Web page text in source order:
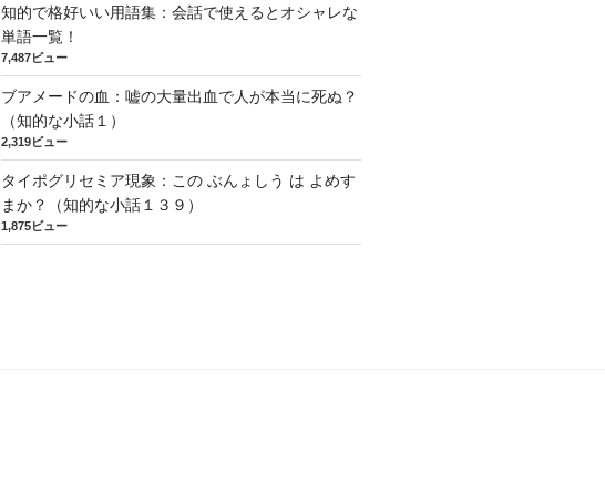
知的で格好いい用語集：会話で使えるとオシャレな
単語一覧！
7,487ビュー
ブアメードの血：嘘の大量出血で人が本当に死ぬ？
（知的な小話１）
2,319ビュー
タイポグリセミア現象：この ぶんょしう は よめす
まか？（知的な小話１３９）
1,875ビュー